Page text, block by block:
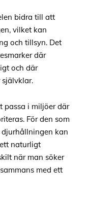
bidra till att
vilket kan
och tillsyn. Det
där
och där
passa i miljöer där
För den som
kan
naturligt
när man söker
med ett